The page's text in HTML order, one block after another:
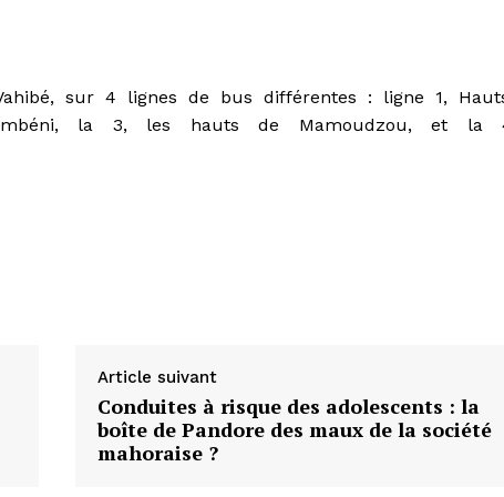
sur 4 lignes de bus différentes : ligne 1,
Dembéni, la 3, les hauts de Mamoudzou, et la
Article suivant
Conduites à risque des adolescents : la
boîte de Pandore des maux de la société
mahoraise ?